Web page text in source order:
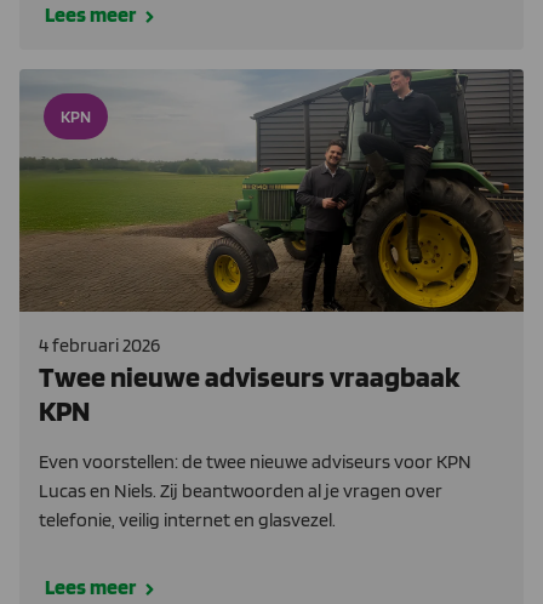
Lees meer
KPN
4 februari 2026
Twee nieuwe adviseurs vraagbaak
KPN
Even voorstellen: de twee nieuwe adviseurs voor KPN
Lucas en Niels. Zij beantwoorden al je vragen over
telefonie, veilig internet en glasvezel.
Lees meer